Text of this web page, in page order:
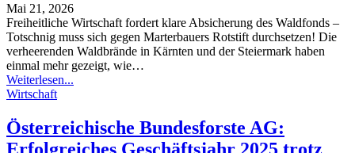
Mai 21, 2026
Freiheitliche Wirtschaft fordert klare Absicherung des Waldfonds –
Totschnig muss sich gegen Marterbauers Rotstift durchsetzen! Die
verheerenden Waldbrände in Kärnten und der Steiermark haben
einmal mehr gezeigt, wie…
Weiterlesen...
Wirtschaft
Österreichische Bundesforste AG:
Erfolgreiches Geschäftsjahr 2025 trotz